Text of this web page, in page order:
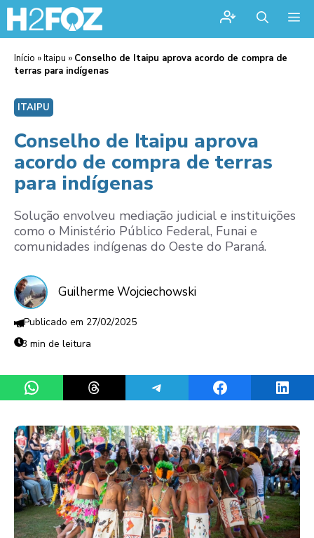
Início »Itaipu » Conselho de Itaipu aprova acordo de compra de
terras para indígenas
ITAIPU
Conselho de Itaipu aprova
acordo de compra de terras
para indígenas
Solução envolveu mediação judicial e instituições
como o Ministério Público Federal, Funai e
comunidades indígenas do Oeste do Paraná.
Guilherme Wojciechowski
27/02/2025
3 min de leitura
Share on WhatsAppShare on ThreadsShare on TelegramShare on Facebook